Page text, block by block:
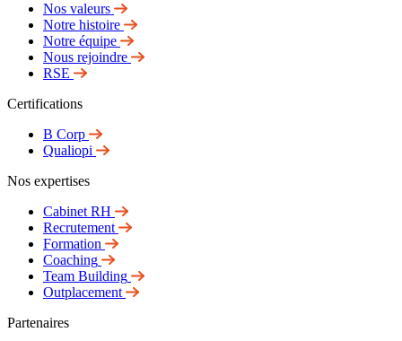
Nos valeurs
Notre histoire
Notre équipe
Nous rejoindre
RSE
Certifications
B Corp
Qualiopi
Nos expertises
Cabinet RH
Recrutement
Formation
Coaching
Team Building
Outplacement
Partenaires